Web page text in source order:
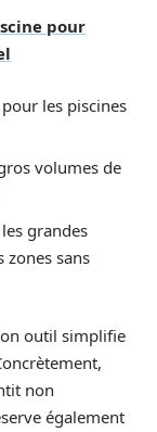
pour
les piscines
volumes de
grandes
zones sans
outil simplifie
non
également